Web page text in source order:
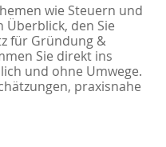
wie Steuern und
Überblick, den Sie
für Gründung &
Sie direkt ins
und ohne Umwege.
praxisnahe